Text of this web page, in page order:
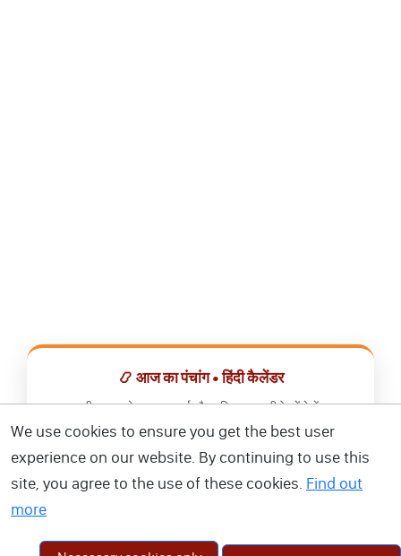
📿 आज का पंचांग • हिंदी कैलेंडर
सभी व्रत, त्योहार, शुभ मुहूर्त और राशिफल एक ही ऐप में देखें।
📅 हिंदी कैलेंडर ऐप डाउनलोड करें
We use cookies to ensure you get the best user
experience on our website. By continuing to use this
site, you agree to the use of these cookies. Find out
more